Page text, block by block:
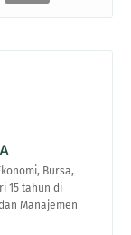
Bursa,
15 tahun di
Manajemen